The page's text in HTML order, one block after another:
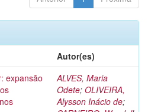
Autor(es)
expansão
ALVES, Maria
Odete; OLIVEIRA,
Alysson Inácio de;